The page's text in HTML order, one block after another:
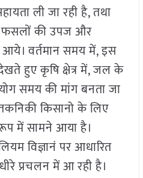
ली जा रही है, तथा
फसलों की उपज और
आये। वर्तमान समय में, इस
हुए कृषि क्षेत्र में, जल के
समय की मांग बनता जा
किसानो के लिए
में सामने आया है।
विज्ञानं पर आधारित
प्रचलन में आ रही है।